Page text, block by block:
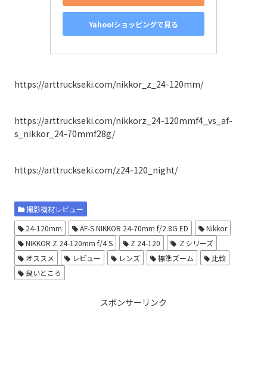
Yahoo!ショッピングで見る
https://arttruckseki.com/nikkor_z_24-120mm/
https://arttruckseki.com/nikkorz_24-120mmf4_vs_af-
s_nikkor_24-70mmf28g/
https://arttruckseki.com/z24-120_night/
撮影機材レビュー
24-120mm
AF-S NIKKOR 24-70mm f/2.8G ED
Nikkor
NIKKOR Z 24-120mm f/4 S
Z 24-120
Ｚシリーズ
オススメ
レビュー レンズ 標準ズーム
比較
良いところ
スポンサーリンク